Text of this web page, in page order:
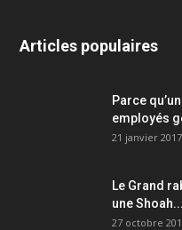
Articles populaires
Parce
employés
21 janvier 2017
Le Grand
une
27 octobre